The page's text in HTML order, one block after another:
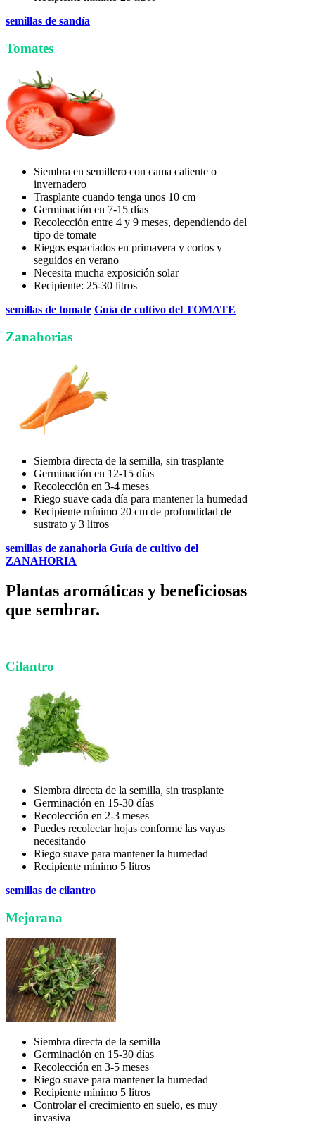
semillas de sandía
Tomates
Siembra en semillero con cama caliente o
invernadero
Trasplante cuando tenga unos 10 cm
Germinación en 7-15 días
Recolección entre 4 y 9 meses, dependiendo del
tipo de tomate
Riegos espaciados en primavera y cortos y
seguidos en verano
Necesita mucha exposición solar
Recipiente: 25-30 litros
semillas de tomate Guía de cultivo del TOMATE
Zanahorias
Siembra directa de la semilla, sin trasplante
Germinación en 12-15 días
Recolección en 3-4 meses
Riego suave cada día para mantener la humedad
Recipiente mínimo 20 cm de profundidad de
sustrato y 3 litros
semillas de zanahoria Guía de cultivo del
ZANAHORIA
Plantas aromáticas y beneficiosas
que sembrar.
Cilantro
Siembra directa de la semilla, sin trasplante
Germinación en 15-30 días
Recolección en 2-3 meses
Puedes recolectar hojas conforme las vayas
necesitando
Riego suave para mantener la humedad
Recipiente mínimo 5 litros
semillas de cilantro
Mejorana
Siembra directa de la semilla
Germinación en 15-30 días
Recolección en 3-5 meses
Riego suave para mantener la humedad
Recipiente mínimo 5 litros
Controlar el crecimiento en suelo, es muy
invasiva